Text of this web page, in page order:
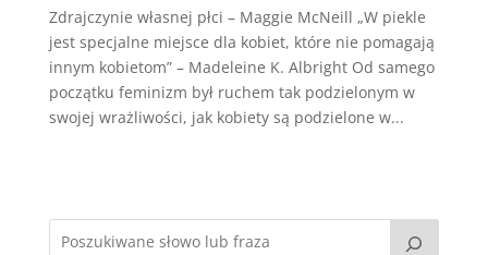
Zdrajczynie własnej płci – Maggie McNeill „W piekle
jest specjalne miejsce dla kobiet, które nie pomagają
innym kobietom” – Madeleine K. Albright Od samego
początku feminizm był ruchem tak podzielonym w
swojej wrażliwości, jak kobiety są podzielone w...